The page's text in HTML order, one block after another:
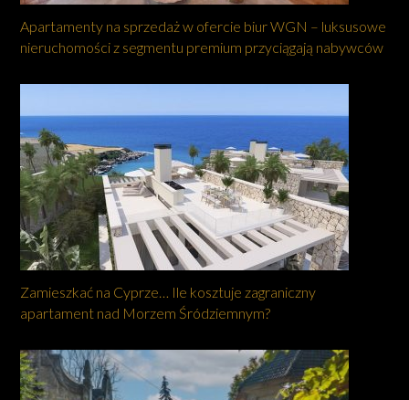
Apartamenty na sprzedaż w ofercie biur WGN – luksusowe
nieruchomości z segmentu premium przyciągają nabywców
Zamieszkać na Cyprze… Ile kosztuje zagraniczny
apartament nad Morzem Śródziemnym?